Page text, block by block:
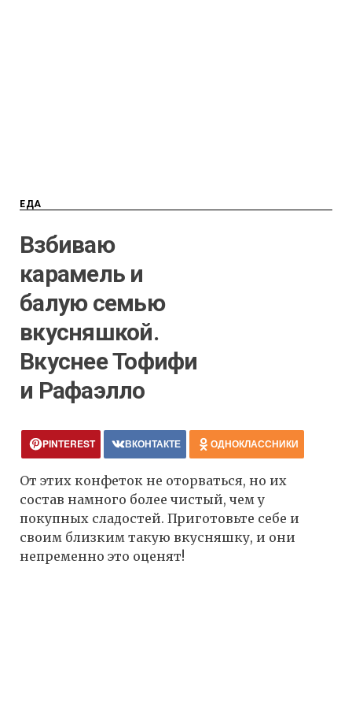
ЕДА
Взбиваю
карамель и
балую семью
вкусняшкой.
Вкуснее Тофифи
и Рафаэлло
PINTEREST ВКОНТАКТЕ ОДНОКЛАССНИКИ
От этих конфеток не оторваться, но их
состав намного более чистый, чем у
покупных сладостей. Приготовьте себе и
своим близким такую вкусняшку, и они
непременно это оценят!